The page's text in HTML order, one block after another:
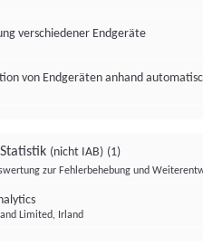
verschiedener Endgeräte
von Endgeräten anhand
(nicht IAB) (1)
zur Fehlerbehebung und
Limited, Irland